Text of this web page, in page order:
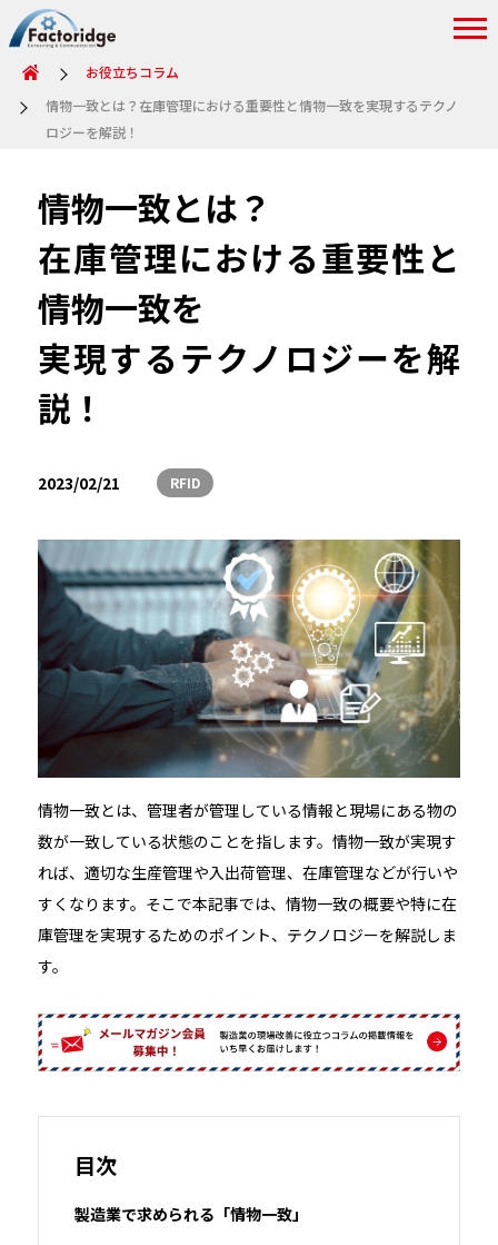
お役立ちコラム
情物一致とは？在庫管理における重要性と情物一致を実現するテクノ
ロジーを解説！
情物一致とは？
在庫管理における重要性と
情物一致を
実現するテクノロジーを解
説！
2023/02/21 RFID
情物一致とは、管理者が管理している情報と現場にある物の
数が一致している状態のことを指します。情物一致が実現す
れば、適切な生産管理や入出荷管理、在庫管理などが行いや
すくなります。そこで本記事では、情物一致の概要や特に在
庫管理を実現するためのポイント、テクノロジーを解説しま
す。
目次
製造業で求められる「情物一致」